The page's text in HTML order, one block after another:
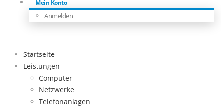
Mein Konto
Anmelden
Startseite
Leistungen
Computer
Netzwerke
Telefonanlagen